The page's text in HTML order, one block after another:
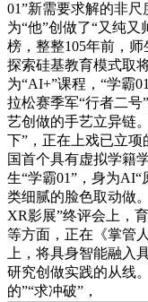
01”新需要求解的非尺
为“他”创做了“又纯
榜，整整105年前，
探索硅基教育模式取
为“AI+”课程，“学霸
拉松赛季军“行者二号
艺创做的手艺立异链
下”，正在上戏已立
国首个具有虚拟学籍
生“学霸01”，身为
类细腻的脸色取动做
XR影展”终评会上，
等方面，正在《掌管
上，将具身智能融入
研究创做实践的从线
的”“求冲破”，